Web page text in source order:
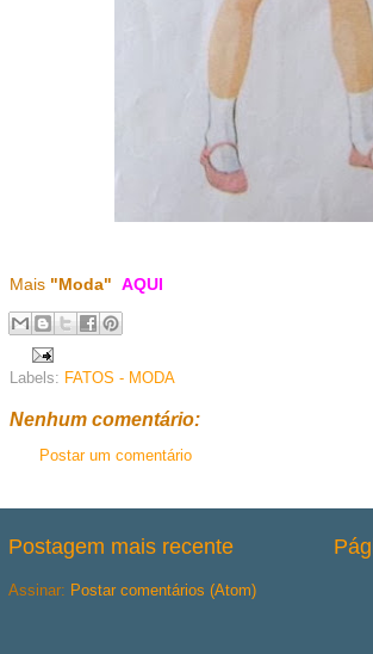
Mais "Moda" AQUI
Labels: FATOS - MODA
Nenhum comentário:
Postar um comentário
Postagem mais recente
Assinar: Postar comentários (Atom)